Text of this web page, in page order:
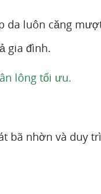
da luôn căng
gia đình.
lông tối ưu.
bã nhờn và duy